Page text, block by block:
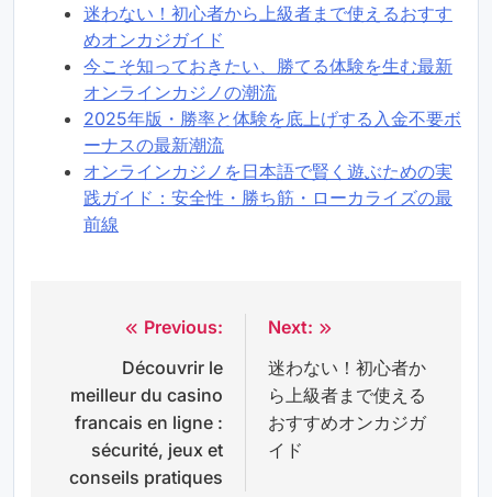
迷わない！初心者から上級者まで使えるおすす
めオンカジガイド
今こそ知っておきたい、勝てる体験を生む最新
オンラインカジノの潮流
2025年版・勝率と体験を底上げする入金不要ボ
ーナスの最新潮流
オンラインカジノを日本語で賢く遊ぶための実
践ガイド：安全性・勝ち筋・ローカライズの最
前線
navigation
Previous:
Découvrir le
meilleur du casino
francais en ligne :
sécurité, jeux et
conseils pratiques
Next:
迷わない！初心者か
ら上級者まで使える
おすすめオンカジガ
イド